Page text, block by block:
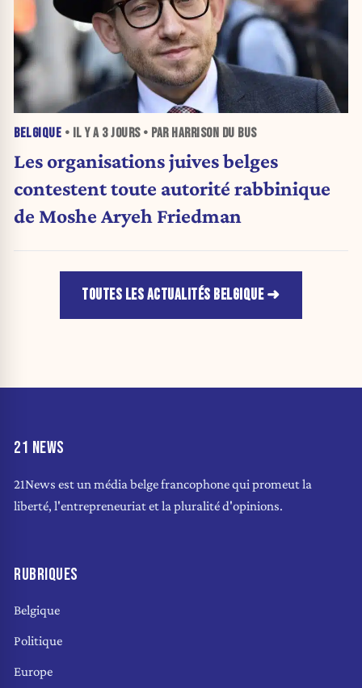
BELGIQUE • IL Y A 3 JOURS• PAR HARRISON DU BUS
Les organisations juives belges
contestent toute autorité rabbinique
de Moshe Aryeh Friedman
TOUTES LES ACTUALITÉS BELGIQUE
21 NEWS
21News est un média belge francophone qui promeut la
liberté, l'entrepreneuriat et la pluralité d'opinions.
RUBRIQUES
Belgique
Politique
Europe